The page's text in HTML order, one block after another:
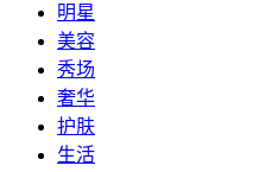
明星
美容
秀场
奢华
护肤
生活